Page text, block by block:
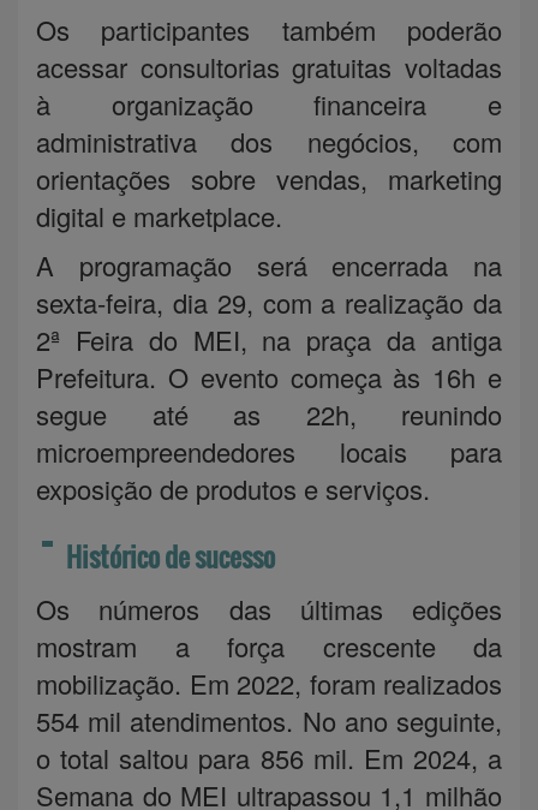
Os participantes também poderão
acessar consultorias gratuitas voltadas
à organização financeira e
administrativa dos negócios, com
orientações sobre vendas, marketing
digital e marketplace.
A programação será encerrada na
sexta-feira, dia 29, com a realização da
2ª Feira do MEI, na praça da antiga
Prefeitura. O evento começa às 16h e
segue até as 22h, reunindo
microempreendedores locais para
exposição de produtos e serviços.
Histórico de sucesso
Os números das últimas edições
mostram a força crescente da
mobilização. Em 2022, foram realizados
554 mil atendimentos. No ano seguinte,
o total saltou para 856 mil. Em 2024, a
Semana do MEI ultrapassou 1,1 milhão